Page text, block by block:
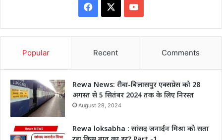
Facebook YouTube
Popular Recent Comments
Rewa News: रीवा-बिलासपुर एक्सप्रेस को 28
अगस्त से 5 सितंबर 2024 तक के लिए निरस्त
August 28, 2024
Rewa loksabha : सांसद जनार्दन मिश्रा को सता